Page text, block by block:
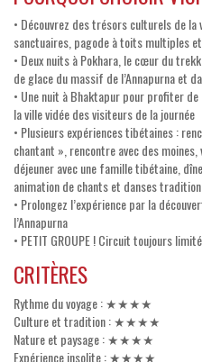
• Découvrez des trésors culturels de la
sanctuaires, pagode à toits multiples
• Deux nuits à Pokhara, le cœur du
de glace du massif de l’Annapurna et
• Une nuit à Bhaktapur pour profiter
la ville vidée des visiteurs de la journée
• Plusieurs expériences tibétaines :
chantant », rencontre avec des moines,
déjeuner avec une famille tibétaine,
animation de chants et danses
• Prolongez l’expérience par la
l’Annapurna
• PETIT GROUPE ! Circuit toujours
CRITÈRES
Rythme du voyage : ★★★★
Culture et tradition : ★★★★
Nature et paysage : ★★★★
Expérience insolite : ★★★★